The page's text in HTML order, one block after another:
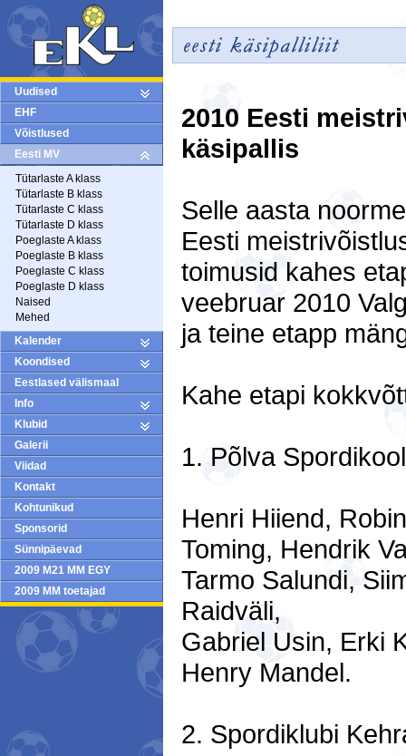
Uudised
EHF
Võistlused
Eesti MV
Tütarlaste A klass
Tütarlaste B klass
Tütarlaste C klass
Tütarlaste D klass
Poeglaste A klass
Poeglaste B klass
Poeglaste C klass
Poeglaste D klass
Naised
Mehed
Kalender
Koondised
Eestlased välismaal
Info
Klubid
Galerii
Viidad
Kontakt
Kohtunikud
Sponsorid
Sünnipäevad
2009 M21 MM EGY
2009 MM toetajad
2010 Eesti
käsipallis
Selle aasta
Eesti
toimusid kahes
veebruar 2010
ja teine etapp
Kahe etapi
1. Põlva
Henri Hiiend,
Toming, Hendrik
Tarmo Salundi,
Raidväli,
Gabriel Usin, Erki
Henry Mandel.
2. Spordiklubi